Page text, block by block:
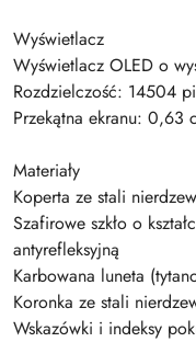
Wyświetlacz
Wyświetlacz OLED o
Rozdzielczość: 14504
Przekątna ekranu: 0,63
Materiały
Koperta ze stali
Szafirowe szkło o
antyrefleksyjną
Karbowana luneta
Koronka ze stali
Wskazówki i indeksy